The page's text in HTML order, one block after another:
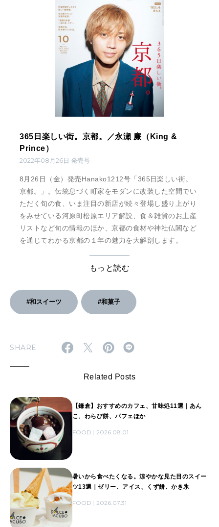
365日楽しい街。京都。／永瀬 廉（King &
Prince）
2022年08月26日 発売号
8月26日（金）発売Hanako1212号「365日楽しい街。
京都。」。伝統息づく町家をモダンに改装した空間でい
ただく旬の食、いま注目の新店が続々登場し盛り上がり
をみせている河原町松原エリア解説、食＆雑貨のお土産
リストなど旬の情報のほか、京都の食材や神社仏閣など
を通じてわかる京都の１年の魅力を大解剖します。
もっと読む
#和スイーツ #和菓子
SHARE
Related Posts
【鎌倉】おすすめのカフェ、甘味処11選｜あん
こ、わらび餅、パフェほか
FOOD 2026.08.01
暑いから食べたくなる。涼やかな見た目のスイー
ツ13選｜ゼリー、アイス、くず餅、かき氷
FOOD 2026.07.31